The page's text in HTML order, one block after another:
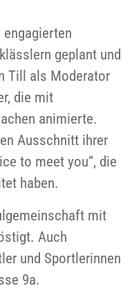
engagierten
geplant und
Till als Moderator
die mit
animierte.
Ausschnitt ihrer
to meet you“, die
haben.
mit
Auch
und Sportlerinnen
9a.